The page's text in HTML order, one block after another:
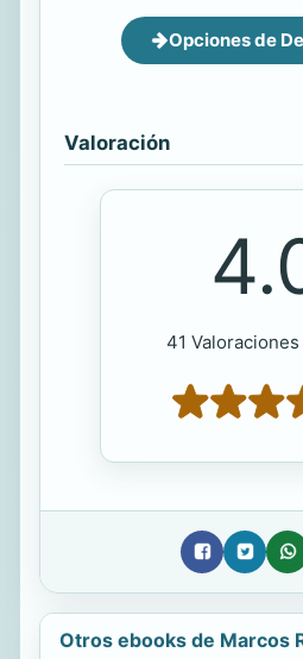
Opciones de
Valoración
41
Otros ebooks de Marcos